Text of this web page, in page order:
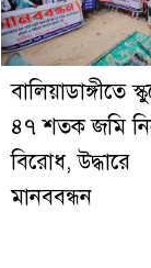
বালিয়াডাঙ্গীতে
৪৭ শতক জমি
বিরোধ, উদ্ধারে
মানববন্ধন